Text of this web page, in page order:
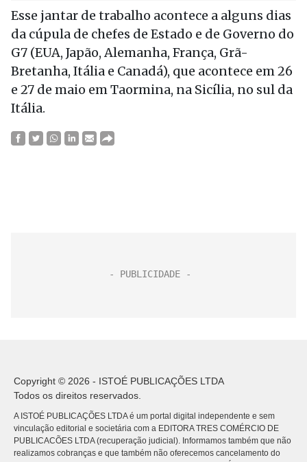
Esse jantar de trabalho acontece a alguns dias
da cúpula de chefes de Estado e de Governo do
G7 (EUA, Japão, Alemanha, França, Grã-
Bretanha, Itália e Canadá), que acontece em 26
e 27 de maio em Taormina, na Sicília, no sul da
Itália.
Copyright © 2026 - ISTOÉ PUBLICAÇÕES LTDA
Todos os direitos reservados.
A ISTOÉ PUBLICAÇÕES LTDA é um portal digital independente e sem
vinculação editorial e societária com a EDITORA TRES COMÉRCIO DE
PUBLICACÕES LTDA (recuperação judicial). Informamos também que não
realizamos cobranças e que também não oferecemos cancelamento do